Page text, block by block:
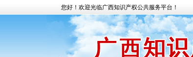
您好！欢迎光临广西知识产权公共服务平台！